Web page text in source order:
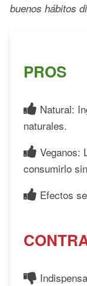
buenos hábitos
PROS
Natural:
naturales.
Veganos:
consumirlo
Efectos